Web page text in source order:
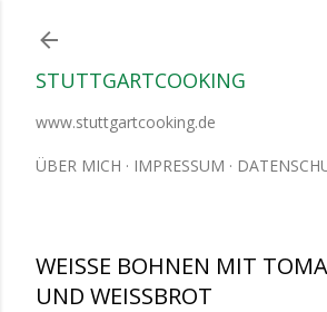
STUTTGARTCOOKING
www.stuttgartcooking.de
ÜBER MICH IMPRESSUM
WEISSE BOHNEN MIT
ND WEISSBROT